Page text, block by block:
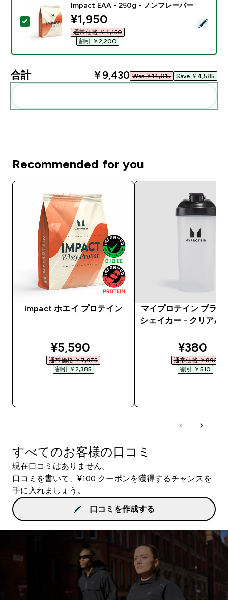
この商品を選択 - Impact EAA - 250g - ノンフレーバ
Impact EAA - 250g - ノンフレーバー
discounted price
¥1,950‎
通常価格 ￥4,150‎
割引 ￥2,200‎
合計 ￥9,430‎ Was ￥14,015‎ Save ￥4,585‎
Recommended for you
Impact ホエイ プロテイン
discounted price
¥5,590‎
通常価格 ￥7,975‎
割引 ￥2,385‎
マイプロテイン プラス
シェイカー - クリア/ブ
¥380‎
通常価格 ￥890‎
割引 ￥510‎
すべてのお客様の口コミ
現在口コミはありません。
口コミを書いて、¥100 クーポンを獲得するチャンスを
手に入れましょう。
口コミを作成する